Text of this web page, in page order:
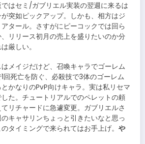
はセミ/ガブリエル実装の翌週に来るは
突如ピックアップ。しかも、相方はジ
タール。さすがにピーコックでは回ら
リリース初月の売上を盛りたいのか分
厳しい。
メイジだけど、召喚キャラでゴーレム
回死亡を防ぐ、必殺技で3体のゴーレム
かなりのPvP向けキャラ。実は私リセマ
た。チュートリアルでのペレットの頼
リチャードに急遽変更。ガブリエルさ
キャサリンちょっと引きたいなと思っ
タイミングで来られてはお手上げ。 や